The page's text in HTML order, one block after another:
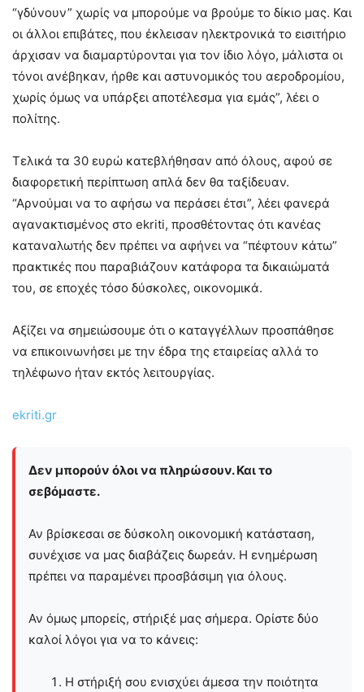
“γδύνουν” χωρίς να μπορούμε να βρούμε το δίκιο μας. Και
οι άλλοι επιβάτες, που έκλεισαν ηλεκτρονικά το εισιτήριο
άρχισαν να διαμαρτύρονται για τον ίδιο λόγο, μάλιστα οι
τόνοι ανέβηκαν, ήρθε και αστυνομικός του αεροδρομίου,
χωρίς όμως να υπάρξει αποτέλεσμα για εμάς”, λέει ο
πολίτης.
Τελικά τα 30 ευρώ κατεβλήθησαν από όλους, αφού σε
διαφορετική περίπτωση απλά δεν θα ταξίδευαν.
“Αρνούμαι να το αφήσω να περάσει έτσι”, λέει φανερά
αγανακτισμένος στο ekriti, προσθέτοντας ότι κανέας
καταναλωτής δεν πρέπει να αφήνει να “πέφτουν κάτω”
πρακτικές που παραβιάζουν κατάφορα τα δικαιώματά
του, σε εποχές τόσο δύσκολες, οικονομικά.
Αξίζει να σημειώσουμε ότι ο καταγγέλλων προσπάθησε
να επικοινωνήσει με την έδρα της εταιρείας αλλά το
τηλέφωνο ήταν εκτός λειτουργίας.
ekriti.gr
Δεν μπορούν όλοι να πληρώσουν. Και το
σεβόμαστε.
Αν βρίσκεσαι σε δύσκολη οικονομική κατάσταση,
συνέχισε να μας διαβάζεις δωρεάν. Η ενημέρωση
πρέπει να παραμένει προσβάσιμη για όλους.
Αν όμως μπορείς, στήριξέ μας σήμερα. Ορίστε δύο
καλοί λόγοι για να το κάνεις:
Η στήριξή σου ενισχύει άμεσα την ποιότητα